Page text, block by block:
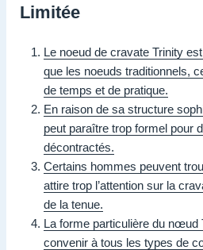
Limitée
Le noeud de cravate Trinity
que les noeuds traditionnels,
de temps et de pratique.
En raison de sa structure
peut paraître trop formel pour
décontractés.
Certains hommes peuvent
attire trop l’attention sur la
de la tenue.
La forme particulière du nœud
convenir à tous les types de